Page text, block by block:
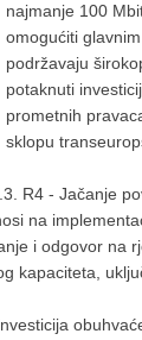
najmanje 100
omogućiti
podržavaju
potaknuti
prometnih
sklopu
R4 - Jačanje
na
i odgovor na
kapaciteta,